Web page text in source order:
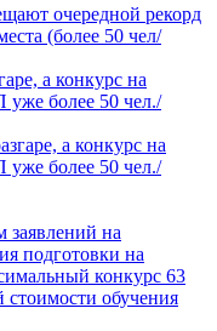
очередной рекорд
(более 50 чел/
а конкурс на
более 50 чел./
заявлений на
подготовки на
конкурс 63
стоимости обучения